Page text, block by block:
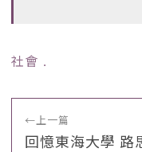
社會 ﹒
←上一篇
回憶東海大學 路